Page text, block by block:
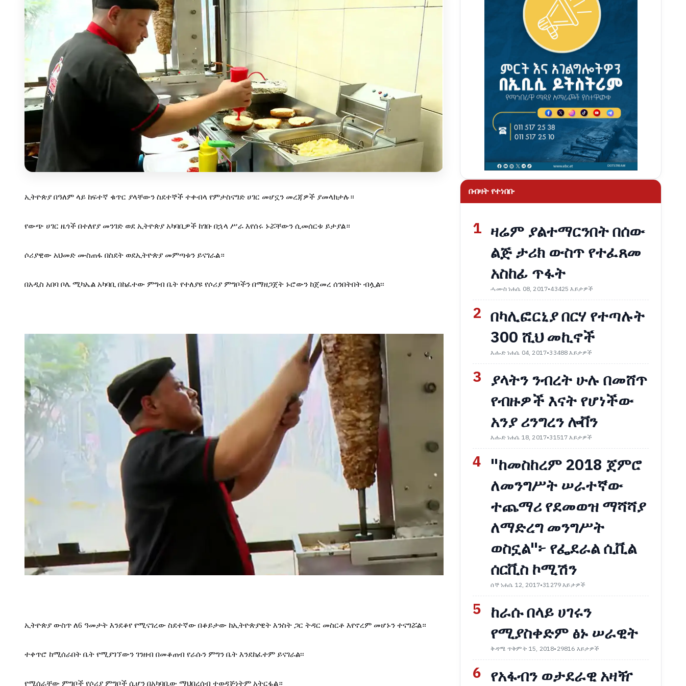
ኢትዮጵያ በዓለም ላይ ከፍተኛ ቁጥር ያላቸውን ስደተኞች ተቀብላ የምታስናግድ ሀገር መሆኗን መረጃዎች ያመላክታሉ።
የውጭ ሀገር ዜጎች በተለየያ መንገድ ወደ ኢትዮጵያ አካባቢዎች ከገቡ በኋላ ሥራ እየሰሩ ኑሯቸውን ሲመሰርቱ ይታያል።
ሶሪያዊው አህመድ ሙስጠፋ በስደት ወደኢትዮጵያ መምጣቱን ይናገራል።
በአዲስ አበባ ቦሌ ሚካኤል አካባቢ በከፈተው ምግብ ቤት የተለያዩ የሶሪያ ምግቦችን በማዘጋጀት ኑሮውን ከጀመረ ሰንበትበት ብሏል፡፡
ኢትዮጵያ ውስጥ ለ6 ዓመታት እንደቆየ የሚናገረው ስደተኛው በቆይታው ከኢትዮጵያዊት እንስት ጋር ትዳር መስርቶ እየኖረም መሆኑን ተናግሯል።
ተቀጥሮ ከሚሰራበት ቤት የሚያገኘውን ገንዘብ በመቆጠብ የራሱን ምግን ቤት እንደከፈተም ይናገራል፡፡
የሚሰራቸው ምግቦች የሶሪያ ምግቦች ሲሆን በአካባቢው ማህበረሰብ ተወዳጅነትም አትርፏል።
በብዛት የተነበቡ
1 ዛሬም ያልተማርንበት በሰው
ልጅ ታሪክ ውስጥ የተፈጸመ
አስከፊ ጥፋት
ሓሙስ ነሐሴ 08, 2017•43425 እይታዎች
2 በካሊፎርኒያ በርሃ የተጣሉት
300 ሺህ መኪኖች
እሑድ ነሐሴ 04, 2017•33488 እይታዎች
3 ያላትን ንብረት ሁሉ በመሸጥ
የብዙዎች እናት የሆነችው
አንያ ሪንግረን ሎቨን
እሑድ ነሐሴ 18, 2017•31517 እይታዎች
4 "ከመስከረም 2018 ጀምሮ
ለመንግሥት ሠራተኛው
ተጨማሪ የደመወዝ ማሻሻያ
ለማድረግ መንግሥት
ወስኗል"፦ የፌደራል ሲቪል
ሰርቪስ ኮሚሽን
ሰኞ ነሐሴ 12, 2017•31279 እይታዎች
5 ከራሱ በላይ ሀገሩን
የሚያስቀድም ፅኑ ሠራዊት
ቅዳሜ ጥቅምት 15, 2018•29816 እይታዎች
6 የአፋብን ወታደራዊ አዛዥ